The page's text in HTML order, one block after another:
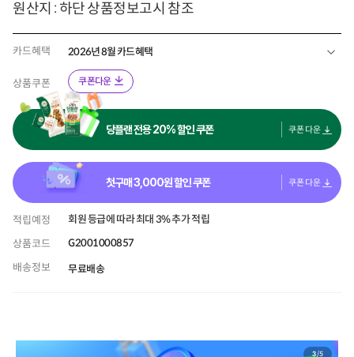
원산지 : 하단 상품정보고시 참조
카드혜택 2026년 8월 카드혜택
상품쿠폰 쿠폰다운
당플랜 전용 20% 할인 쿠폰 쿠폰 다운
첫구매3,000원 할인 쿠폰 쿠폰 다운
적립예정
회원 등급에 따라 최대 3% 추가 적립
상품코드
G2001000857
배송정보
무료배송
3/5